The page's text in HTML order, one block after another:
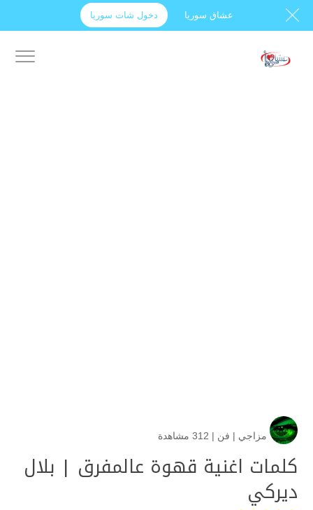
عشاق سوريا دخول شات سوريا
مزاجي | فن | 312 مشاهدة
كلمات اغنية قهوة عالمفرق | بلال
ديركي